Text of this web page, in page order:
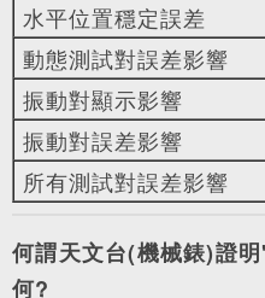
水平位置穩定誤差
動態測試對誤差影響
振動對顯示影響
振動對誤差影響
所有測試對誤差影響
何謂天文台(機械錶)證
何?